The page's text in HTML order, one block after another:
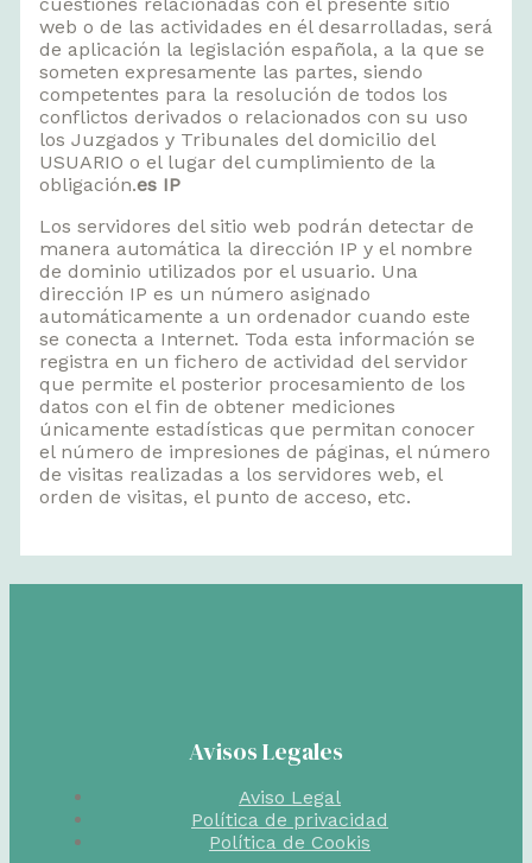
web o de las actividades en él desarrolladas, será
de aplicación la legislación española, a la que se
someten expresamente las partes, siendo
competentes para la resolución de todos los
conflictos derivados o relacionados con su uso
los Juzgados y Tribunales del domicilio del
USUARIO o el lugar del cumplimiento de la
obligación.es IP
Los servidores del sitio web podrán detectar de
manera automática la dirección IP y el nombre
de dominio utilizados por el usuario. Una
dirección IP es un número asignado
automáticamente a un ordenador cuando este
se conecta a Internet. Toda esta información se
registra en un fichero de actividad del servidor
que permite el posterior procesamiento de los
datos con el fin de obtener mediciones
únicamente estadísticas que permitan conocer
el número de impresiones de páginas, el número
de visitas realizadas a los servidores web, el
orden de visitas, el punto de acceso, etc.
Avisos Legales
Aviso Legal
Política de privacidad
Política de Cookis